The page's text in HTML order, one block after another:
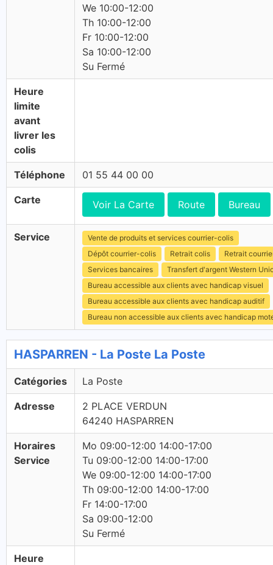
We 10:00-12:00
Th 10:00-12:00
Fr 10:00-12:00
Sa 10:00-12:00
Su Fermé
Heure
limite
avant
livrer les
colis
Téléphone 01 55 44 00 00
Carte Voir La Carte Route Bureau
Service
Vente de produits et services courrier-colis
Dépôt courrier-colis
Retrait colis
Retrait
Services bancaires
Transfert d'argent Western
Bureau accessible aux clients avec handicap visuel
Bureau accessible aux clients avec handicap auditif
Bureau non accessible aux clients avec handicap
HASPARREN - La Poste La Poste
Catégories La Poste
Adresse
2 PLACE VERDUN
64240 HASPARREN
Horaires
Service
Mo 09:00-12:00 14:00-17:00
Tu 09:00-12:00 14:00-17:00
We 09:00-12:00 14:00-17:00
Th 09:00-12:00 14:00-17:00
Fr 14:00-17:00
Sa 09:00-12:00
Su Fermé
Heure